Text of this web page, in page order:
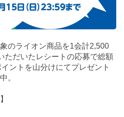
のライオン商品を1会計2,500
ただいたレシートの応募で総額
ントを山分けにてプレゼント
。